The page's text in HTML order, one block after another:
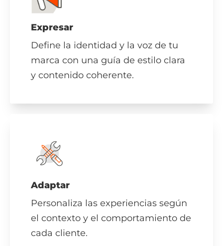
Expresar
Define la identidad y la voz de tu
marca con una guía de estilo clara
y contenido coherente.
Adaptar
Personaliza las experiencias según
el contexto y el comportamiento de
cada cliente.